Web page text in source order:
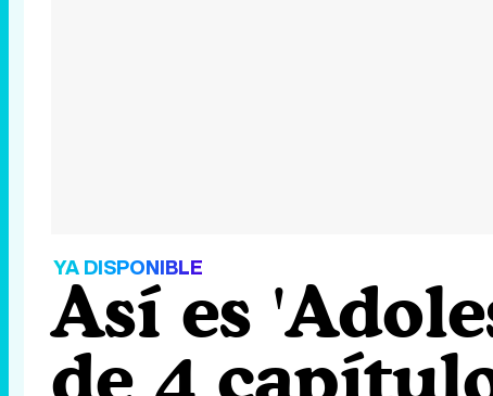
YA DISPONIBLE
Así es
de 4